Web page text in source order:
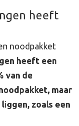
heeft
noodpakket
heeft een
van de
maar
zoals een